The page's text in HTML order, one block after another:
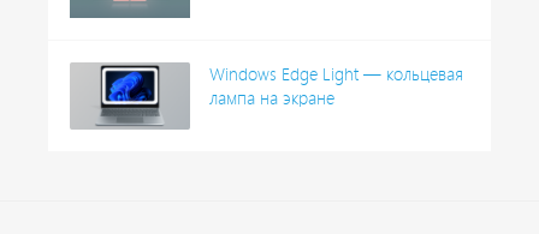
Windows Edge Light — кольцевая
лампа на экране